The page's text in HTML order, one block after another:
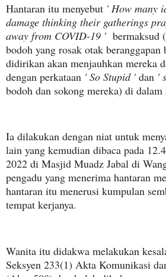
Hantaran itu menyebut ' How many
damage thinking their gatherings
away from COVID-19 ' bermaksud
bodoh yang rosak otak beranggapan
didirikan akan menjauhkan mereka
dengan perkataan ' So Stupid 'dan '
bodoh dan sokong mereka) di
Ia dilakukan dengan niat untuk
lain yang kemudian dibaca pada
2022 di Masjid Muadz Jabal di
pengadu yang menerima hantaran
hantaran itu menerusi kumpulan
tempat kerjanya.
Wanita itu didakwa melakukan
Seksyen 233(1) Akta Komunikasi